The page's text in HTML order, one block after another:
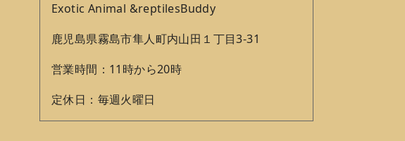
Exotic Animal &reptilesBuddy
鹿児島県霧島市隼人町内山田１丁目3‐31
営業時間：11時から20時
定休日：毎週火曜日